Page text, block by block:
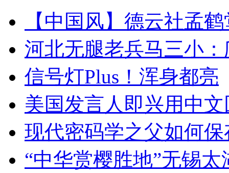
【中国风】德云社孟
河北无腿老兵马三小
信号灯Plus！浑身都亮
美国发言人即兴用中
现代密码学之父如何
“中华赏樱胜地”无锡